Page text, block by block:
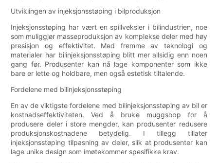
Utviklingen av injeksjonsstøping i bilproduksjon
Injeksjonsstøping har vært en spillveksler i bilindustrien, noe
som muliggjør masseproduksjon av komplekse deler med høy
presisjon og effektivitet. Med fremme av teknologi og
materialer har bilinjeksjonsstøping blitt mer allsidig enn noen
gang før. Produsenter kan nå lage komponenter som ikke
bare er lette og holdbare, men også estetisk tiltalende.
Fordelene med bilinjeksjonsstøping
En av de viktigste fordelene med bilinjeksjonsstøping av bil er
kostnadseffektiviteten. Ved å bruke muggsopp for å
produsere deler i store mengder, kan produsenter redusere
produksjonskostnadene betydelig. I tillegg tillater
injeksjonsstøping tilpasning av deler, slik at produsenter kan
lage unike design som imøtekommer spesifikke krav.